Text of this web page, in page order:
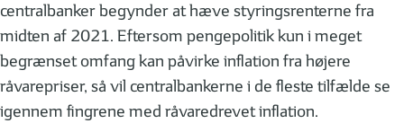
centralbanker begynder at hæve styringsrenterne fra
midten af 2021. Eftersom pengepolitik kun i meget
begrænset omfang kan påvirke inflation fra højere
råvarepriser, så vil centralbankerne i de fleste tilfælde se
igennem fingrene med råvaredrevet inflation.